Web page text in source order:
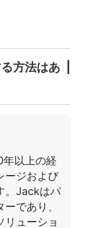
方法はあ
以上の経
ージおよび
。Jackはパ
であり、
リューショ